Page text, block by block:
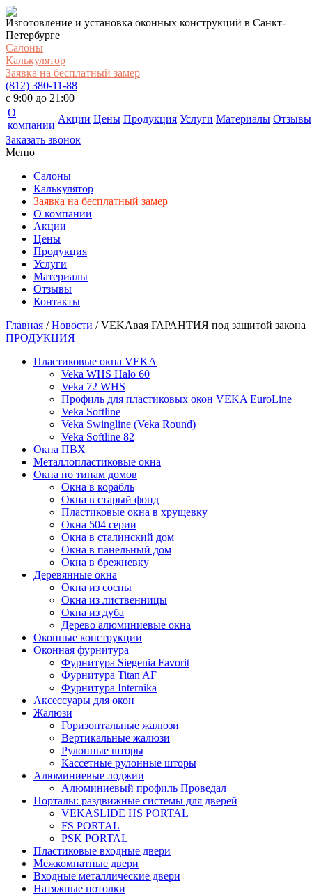
Изготовление и установка оконных конструкций в Санкт-
Петербурге
Салоны
Калькулятор
Заявка на бесплатный замер
(812) 380-11-88
c 9:00 до 21:00
О
компании
Акции Цены Продукция Услуги Материалы Отзывы
Заказать звонок
Меню
Салоны
Калькулятор
Заявка на бесплатный замер
О компании
Акции
Цены
Продукция
Услуги
Материалы
Отзывы
Контакты
Главная /Новости /VEKAвая ГАРАНТИЯ под защитой закона
ПРОДУКЦИЯ
Пластиковые окна VEKA
Veka WHS Halo 60
Veka 72 WHS
Профиль для пластиковых окон VEKA EuroLine
Veka Softline
Veka Swingline (Veka Round)
Veka Softline 82
Окна ПВХ
Металлопластиковые окна
Окна по типам домов
Окна в корабль
Окна в старый фонд
Пластиковые окна в хрущевку
Окна 504 серии
Окна в сталинский дом
Окна в панельный дом
Окна в брежневку
Деревянные окна
Окна из сосны
Окна из лиственницы
Окна из дуба
Дерево алюминиевые окна
Оконные конструкции
Оконная фурнитура
Фурнитура Siegenia Favorit
Фурнитура Titan AF
Фурнитура Internika
Аксессуары для окон
Жалюзи
Горизонтальные жалюзи
Вертикальные жалюзи
Рулонные шторы
Кассетные рулонные шторы
Алюминиевые лоджии
Алюминиевый профиль Проведал
Порталы: раздвижные системы для дверей
VEKASLIDE HS PORTAL
FS PORTAL
PSK PORTAL
Пластиковые входные двери
Межкомнатные двери
Входные металлические двери
Натяжные потолки